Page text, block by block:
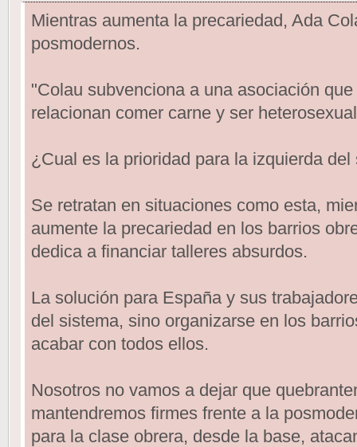
Mientras aumenta la precariedad, Ada
posmodernos.
"Colau subvenciona a una asociación
relacionan comer carne y ser
¿Cual es la prioridad para la izquierda del
Se retratan en situaciones como esta,
aumente la precariedad en los barrios
dedica a financiar talleres absurdos.
La solución para España y sus
del sistema, sino organizarse en los
acabar con todos ellos.
Nosotros no vamos a dejar que
mantendremos firmes frente a la
para la clase obrera, desde la base,